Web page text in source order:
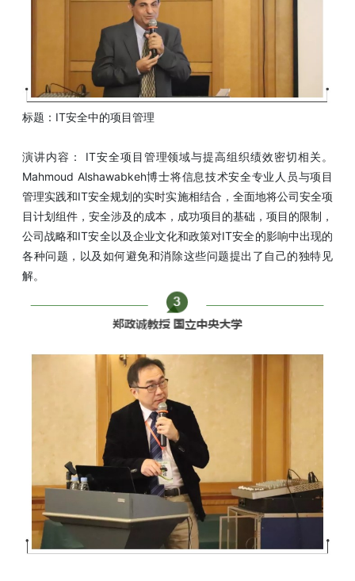
标题：IT安全中的项目管理
演讲内容： IT安全项目管理领域与提高组织绩效密切相关。
Mahmoud Alshawabkeh博士将信息技术安全专业人员与项目
管理实践和IT安全规划的实时实施相结合，全面地将公司安全项
目计划组件，安全涉及的成本，成功项目的基础，项目的限制，
公司战略和IT安全以及企业文化和政策对IT安全的影响中出现的
各种问题，以及如何避免和消除这些问题提出了自己的独特见
解。